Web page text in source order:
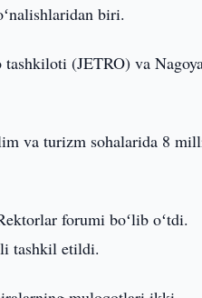
biri.
(JETRO) va
va turizm sohalarida 8
forumi boʻlib oʻtdi.
tashkil etildi.